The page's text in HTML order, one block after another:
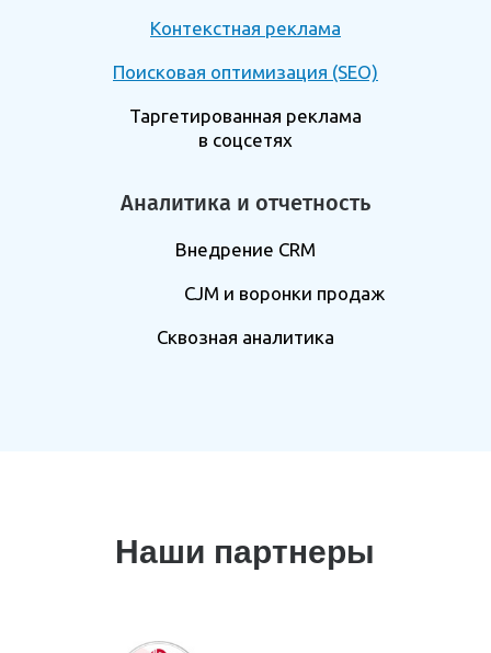
Внедрение CRM
Аналитика и отчетность
Контекстная реклама
Поисковая оптимизация (SEO)
Таргетированная реклама
в соцсетях
CJM и воронки продаж
Сквозная аналитика
Наши партнеры